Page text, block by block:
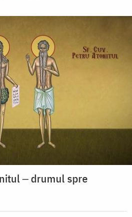
‒ drumul spre